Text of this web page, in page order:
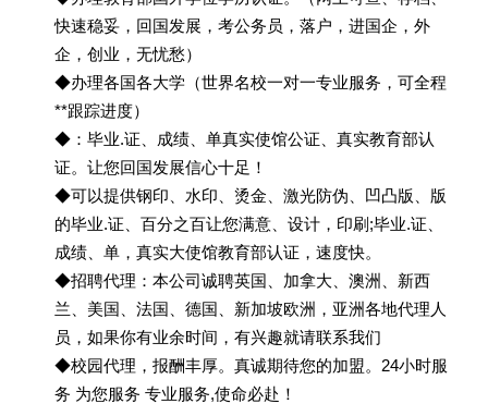
快速稳妥，回国发展，考公务员，落户，进国企，外
企，创业，无忧愁）
◆办理各国各大学（世界名校一对一专业服务，可全程
**跟踪进度）
◆：毕业.证、成绩、单真实使馆公证、真实教育部认
证。让您回国发展信心十足！
◆可以提供钢印、水印、烫金、激光防伪、凹凸版、版
的毕业.证、百分之百让您满意、设计，印刷;毕业.证、
成绩、单，真实大使馆教育部认证，速度快。
◆招聘代理：本公司诚聘英国、加拿大、澳洲、新西
兰、美国、法国、德国、新加坡欧洲，亚洲各地代理人
员，如果你有业余时间，有兴趣就请联系我们
◆校园代理，报酬丰厚。真诚期待您的加盟。24小时服
务 为您服务 专业服务,使命必赴！